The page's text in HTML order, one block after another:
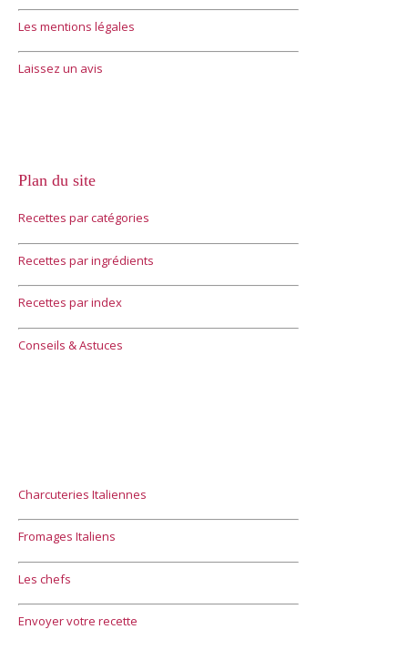
Les mentions légales
Laissez un avis
Plan du site
Recettes par catégories
Recettes par ingrédients
Recettes par index
Conseils & Astuces
Charcuteries Italiennes
Fromages Italiens
Les chefs
Envoyer votre recette